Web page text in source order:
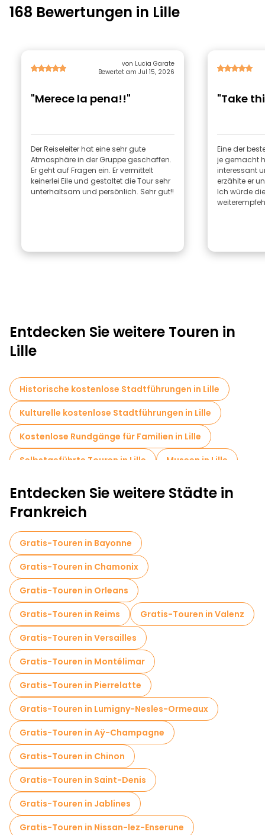
168 Bewertungen in Lille
von Lucia Garate
Bewertet am Jul 15, 2026
"Merece la pena!!"
Der Reiseleiter hat eine sehr gute
Atmosphäre in der Gruppe geschaffen.
Er geht auf Fragen ein. Er vermittelt
keinerlei Eile und gestaltet die Tour sehr
unterhaltsam und persönlich. Sehr gut!!
"Take
Eine der
je gemacht
interessant
erzählte er
Ich würde
Entdecken Sie weitere Touren in
Lille
Historische kostenlose Stadtführungen in Lille
Kulturelle kostenlose Stadtführungen in Lille
Kostenlose Rundgänge für Familien in Lille
Selbstgeführte Touren in Lille
Museen in Lille
Kostenlose Altstadtbesichtigung in Lille
Food-Touren in Lille
Kostenlose Führungen in der Nähe La Vieille Bourse
Kostenlose Führungen in der Nähe Le Vieux Lille
Kostenlose Führungen in der Nähe Lille Opera
Entdecken Sie weitere Städte in
Frankreich
Gratis-Touren in Bayonne
Gratis-Touren in Chamonix
Gratis-Touren in Orleans
Gratis-Touren in Reims
Gratis-Touren in Valenz
Gratis-Touren in Versailles
Gratis-Touren in Montélimar
Gratis-Touren in Pierrelatte
Gratis-Touren in Lumigny-Nesles-Ormeaux
Gratis-Touren in Aÿ-Champagne
Gratis-Touren in Chinon
Gratis-Touren in Saint-Denis
Gratis-Touren in Jablines
Gratis-Touren in Nissan-lez-Enserune